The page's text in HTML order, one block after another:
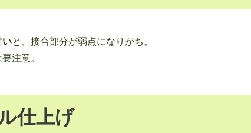
いと、接合部分が弱点になりがち。
注意。
仕上げ